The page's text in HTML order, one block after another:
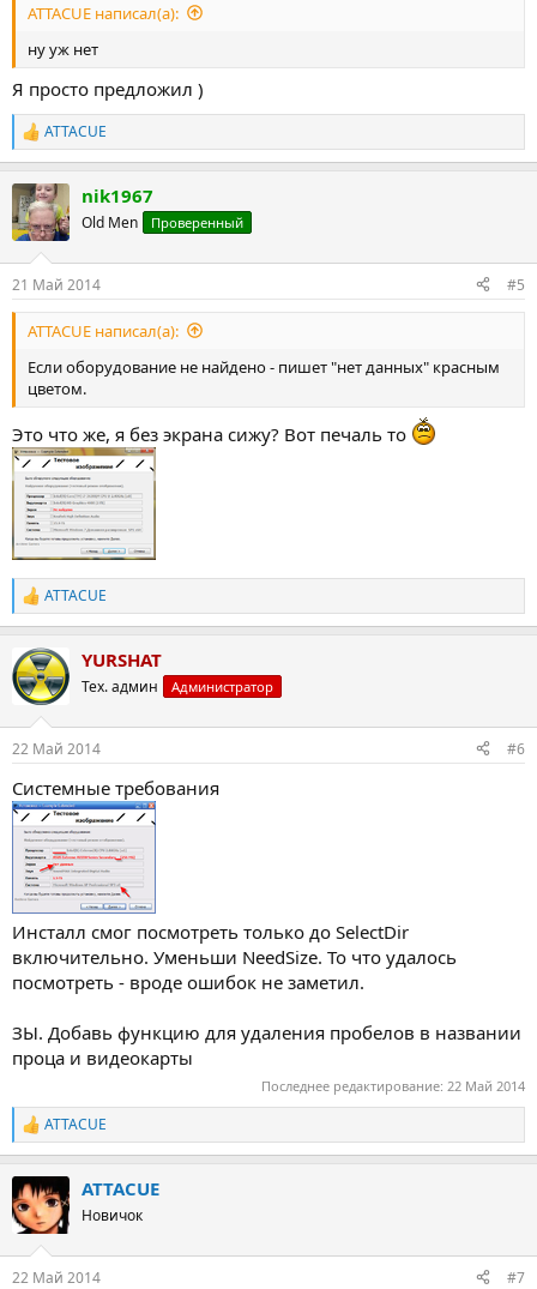
ATTACUE написал(а):
ну уж нет
Я просто предложил )
Р
е
к
ц
и
ATTACUE
nik1967
Old Men Проверенный
21 Май 2014 #5
ATTACUE написал(а):
Если оборудование не найдено - пишет "нет данных" красным
цветом.
Это что же, я без экрана сижу? Вот печаль то
Р
е
к
ц
и
ATTACUE
YURSHAT
Тех. админ Администратор
22 Май 2014 #6
Системные требования
Инсталл смог посмотреть только до SelectDir
включительно. Уменьши NeedSize. То что удалось
посмотреть - вроде ошибок не заметил.
ЗЫ. Добавь функцию для удаления пробелов в названии
проца и видеокарты
Последнее редактирование: 22 Май 2014
Р
е
к
ц
и
ATTACUE
ATTACUE
Новичок
22 Май 2014 #7